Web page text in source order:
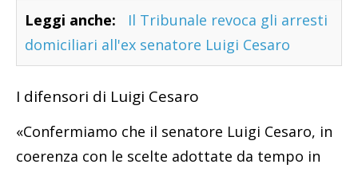
Leggi anche:
Il Tribunale revoca gli arresti
domiciliari all'ex senatore Luigi Cesaro
I difensori di Luigi Cesaro
«Confermiamo che il senatore Luigi Cesaro, in
coerenza con le scelte adottate da tempo in